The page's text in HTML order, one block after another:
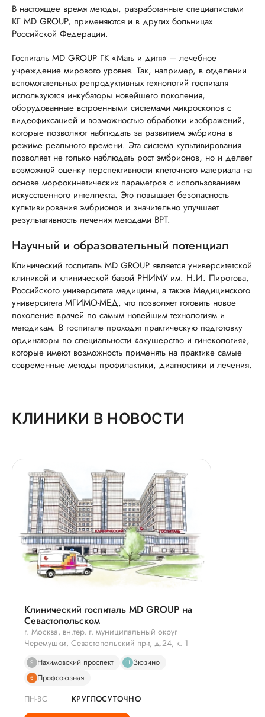
В настоящее время методы, разработанные специалистами
КГ MD GROUP, применяются и в других больницах
Российской Федерации.
Госпиталь MD GROUP ГК «Мать и дитя» – лечебное
учреждение мирового уровня. Так, например, в отделении
вспомогательных репродуктивных технологий госпиталя
используются инкубаторы новейшего поколения,
оборудованные встроенными системами микроскопов с
видеофиксацией и возможностью обработки изображений,
которые позволяют наблюдать за развитием эмбриона в
режиме реального времени. Эта система культивирования
позволяет не только наблюдать рост эмбрионов, но и делает
возможной оценку перспективности клеточного материала на
основе морфокинетических параметров с использованием
искусственного интеллекта. Это повышает безопасность
культивирования эмбрионов и значительно улучшает
результативность лечения методами ВРТ.
Научный и образовательный потенциал
Клинический госпиталь MD GROUP является университетской
клиникой и клинической базой РНИМУ им. Н.И. Пирогова,
Российского университета медицины, а также Медицинского
университета МГИМО-МЕД, что позволяет готовить новое
поколение врачей по самым новейшим технологиям и
методикам. В госпитале проходят практическую подготовку
ординаторы по специальности «акушерство и гинекология»,
которые имеют возможность применять на практике самые
современные методы профилактики, диагностики и лечения.
КЛИНИКИ В НОВОСТИ
Клинический госпиталь MD GROUP на
Севастопольском
г. Москва, вн.тер. г. муниципальный округ
Черемушки, Севастопольский пр-т, д.24, к. 1
9 Нахимовский проспект 11 Зюзино
6
Профсоюзная
ПН-ВС
КРУГЛОСУТОЧНО